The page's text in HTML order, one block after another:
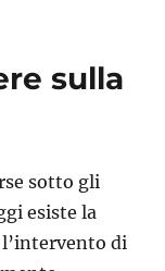
sulla
sotto gli
esiste la
di